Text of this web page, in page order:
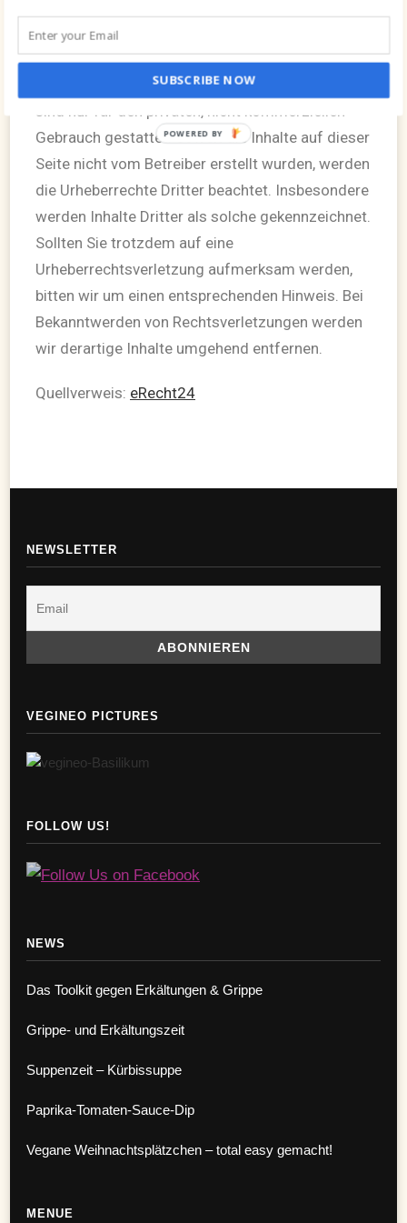
Urheberrechtes bedürfen der schriftlichen
Zustimmung des jeweiligen Autors bzw.
Erstellers. Downloads und Kopien dieser Seite
Gebrauch gestattet. Soweit die Inhalte auf dieser
Seite nicht vom Betreiber erstellt wurden, werden
die Urheberrechte Dritter beachtet. Insbesondere
werden Inhalte Dritter als solche gekennzeichnet.
Sollten Sie trotzdem auf eine
Urheberrechtsverletzung aufmerksam werden,
bitten wir um einen entsprechenden Hinweis. Bei
Bekanntwerden von Rechtsverletzungen werden
wir derartige Inhalte umgehend entfernen.
Quellverweis: eRecht24
NEWSLETTER
VEGINEO PICTURES
FOLLOW US!
NEWS
Das Toolkit gegen Erkältungen & Grippe
Grippe- und Erkältungszeit
Suppenzeit – Kürbissuppe
Paprika-Tomaten-Sauce-Dip
Vegane Weihnachtsplätzchen – total easy gemacht!
MENUE
SUBSCRIBE NOW
POWERED BY